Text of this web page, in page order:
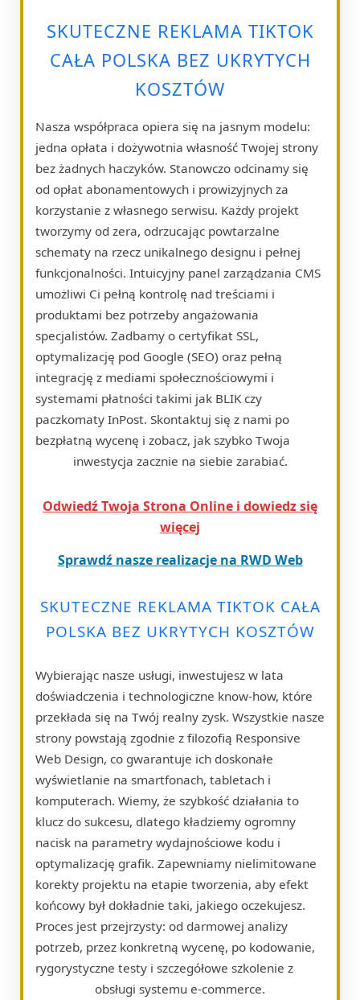
SKUTECZNE REKLAMA TIKTOK
CAŁA POLSKA BEZ UKRYTYCH
KOSZTÓW
Nasza współpraca opiera się na jasnym modelu:
jedna opłata i dożywotnia własność Twojej strony
bez żadnych haczyków. Stanowczo odcinamy się
od opłat abonamentowych i prowizyjnych za
korzystanie z własnego serwisu. Każdy projekt
tworzymy od zera, odrzucając powtarzalne
schematy na rzecz unikalnego designu i pełnej
funkcjonalności. Intuicyjny panel zarządzania CMS
umożliwi Ci pełną kontrolę nad treściami i
produktami bez potrzeby angażowania
specjalistów. Zadbamy o certyfikat SSL,
optymalizację pod Google (SEO) oraz pełną
integrację z mediami społecznościowymi i
systemami płatności takimi jak BLIK czy
paczkomaty InPost. Skontaktuj się z nami po
bezpłatną wycenę i zobacz, jak szybko Twoja
inwestycja zacznie na siebie zarabiać.
Odwiedź Twoja Strona Online i dowiedz się
więcej
Sprawdź nasze realizacje na RWD Web
SKUTECZNE REKLAMA TIKTOK CAŁA
POLSKA BEZ UKRYTYCH KOSZTÓW
Wybierając nasze usługi, inwestujesz w lata
doświadczenia i technologiczne know-how, które
przekłada się na Twój realny zysk. Wszystkie nasze
strony powstają zgodnie z filozofią Responsive
Web Design, co gwarantuje ich doskonałe
wyświetlanie na smartfonach, tabletach i
komputerach. Wiemy, że szybkość działania to
klucz do sukcesu, dlatego kładziemy ogromny
nacisk na parametry wydajnościowe kodu i
optymalizację grafik. Zapewniamy nielimitowane
korekty projektu na etapie tworzenia, aby efekt
końcowy był dokładnie taki, jakiego oczekujesz.
Proces jest przejrzysty: od darmowej analizy
potrzeb, przez konkretną wycenę, po kodowanie,
rygorystyczne testy i szczegółowe szkolenie z
obsługi systemu e-commerce.